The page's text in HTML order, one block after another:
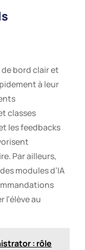
bord clair et
à leur
classes
les feedbacks
Par ailleurs,
modules d’IA
au
: rôle